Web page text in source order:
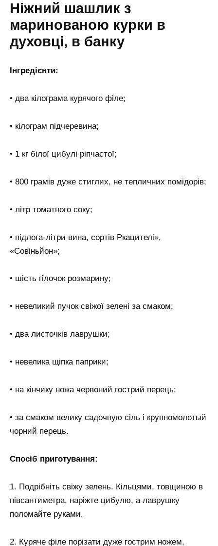
Ніжний шашлик з
маринованою курки в
духовці, в банку
Інгредієнти:
• два кілограма курячого філе;
• кілограм підчеревина;
• 1 кг білої цибулі ріпчастої;
• 800 грамів дуже стиглих, не тепличних помідорів;
• літр томатного соку;
• підлога-літри вина, сортів Ркацителі»,
«Совіньйон»;
• шість гілочок розмарину;
• невеликий пучок свіжої зелені за смаком;
• два листочків лаврушки;
• невелика щіпка паприки;
• на кінчику ножа червоний гострий перець;
• за смаком велику садочную сіль і крупномолотый
чорний перець.
Спосіб приготування:
1. Подрібніть свіжу зелень. Кільцями, товщиною в
півсантиметра, наріжте цибулю, а лаврушку
поломайте руками.
2. Куряче філе порізати дуже гострим ножем,